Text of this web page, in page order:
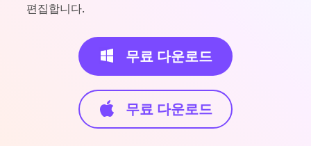
편집합니다.
무료 다운로드
무료 다운로드